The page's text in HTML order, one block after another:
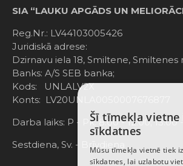
SIA “LAUKU APGĀDS UN
Reg.Nr.: LV44103005426
Juridiskā adrese:
Dzirnavu iela 18, Smiltene, Smiltenes
Banks: A/S SEB banka;
Kods: UNLALV2X
Konts: LV20UNLA0050007676877
Darba laiks: P - Pk. 8:00 - 12:00; 13:00
Sestdiena, Sv. - Brīvdiena
Šī tīmekļa
sīkdatnes
Mūsu tīmekļa vietnē tiek
sīkdatnes, lai uzlabotu